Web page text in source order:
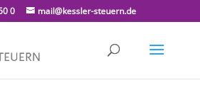
0 mail@kessler-steuern.de